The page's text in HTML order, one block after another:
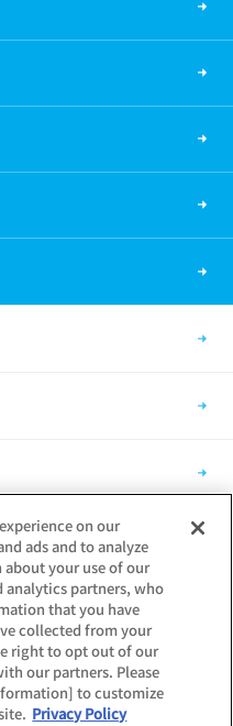
on our
ads and to analyze
your use of our
partners, who
that you have
collected from your
right to opt out of our
our partners. Please
to customize
Privacy Policy